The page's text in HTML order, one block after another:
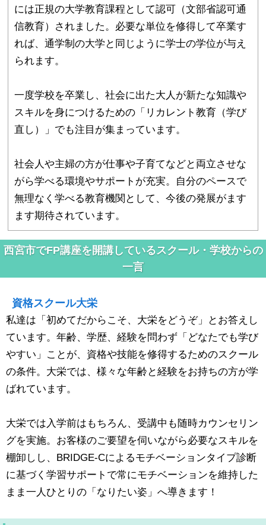
には正規の大学教育課程として認可（文部省認可通
信教育）されました。必要な単位を修得して卒業す
れば、通学制の大学と同じように学士の学位が与え
られます。
一度学校を卒業し、社会に出た大人が新たな知識や
スキルを身につけるための「リカレント教育（学び
直し）」でも注目が集まっています。
社会人や主婦の方が仕事や子育てなどと両立させな
がら学べる環境やサポートが充実。自分のペースで
無理なく学べる教育機関として、今後の発展がます
ます期待されています。
西宮市でFP講座を開講しているスクール・学校からの
一言
資格スクール大栄
私達は「初めてだからこそ、大栄をどうぞ」とお答えし
ています。年齢、学歴、経験を問わず「どなたでも学び
やすい」ことが、資格や技能を修得するためのスクール
の条件。大栄では、様々な年齢と経験をお持ちの方が学
ばれています。
大栄では入学前はもちろん、受講中も随時カウンセリン
グを実施。お客様のご要望を伺いながら必要なスキルを
棚卸しし、BRIDGE-Cによるモチベーションタイプ診断
に基づく学習サポートで常にモチベーションを維持した
まま一人ひとりの「なりたい姿」へ導きます！